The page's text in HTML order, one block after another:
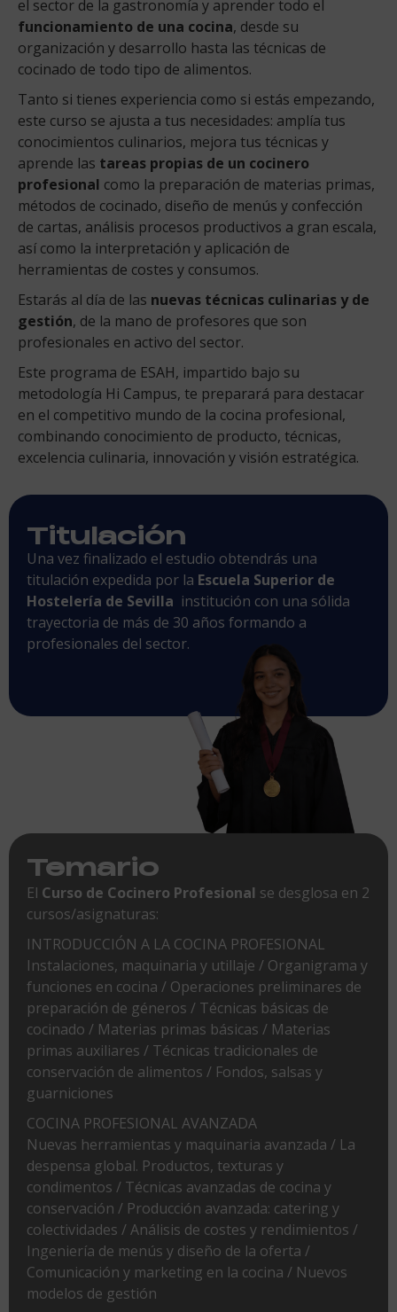
el sector de la gastronomía y aprender todo el
funcionamiento de una cocina, desde su
organización y desarrollo hasta las técnicas de
cocinado de todo tipo de alimentos.
Tanto si tienes experiencia como si estás empezando,
este curso se ajusta a tus necesidades: amplía tus
conocimientos culinarios, mejora tus técnicas y
aprende las tareas propias de un cocinero
profesional como la preparación de materias primas,
métodos de cocinado, diseño de menús y confección
de cartas, análisis procesos productivos a gran escala,
así como la interpretación y aplicación de
herramientas de costes y consumos.
Estarás al día de las nuevas técnicas culinarias y de
gestión, de la mano de profesores que son
profesionales en activo del sector.
Este programa de ESAH, impartido bajo su
metodología Hi Campus, te preparará para destacar
en el competitivo mundo de la cocina profesional,
combinando conocimiento de producto, técnicas,
excelencia culinaria, innovación y visión estratégica.
Titulación
Una vez finalizado el estudio obtendrás una
titulación expedida por la Escuela Superior de
Hostelería de Sevilla institución con una sólida
trayectoria de más de 30 años formando a
profesionales del sector.
Temario
El Curso de Cocinero Profesional se desglosa en 2
cursos/asignaturas:
INTRODUCCIÓN A LA COCINA PROFESIONAL
Instalaciones, maquinaria y utillaje / Organigrama y
funciones en cocina / Operaciones preliminares de
preparación de géneros / Técnicas básicas de
cocinado / Materias primas básicas / Materias
primas auxiliares / Técnicas tradicionales de
conservación de alimentos / Fondos, salsas y
guarniciones
COCINA PROFESIONAL AVANZADA
Nuevas herramientas y maquinaria avanzada / La
despensa global. Productos, texturas y
condimentos / Técnicas avanzadas de cocina y
conservación / Producción avanzada: catering y
colectividades / Análisis de costes y rendimientos /
Ingeniería de menús y diseño de la oferta /
Comunicación y marketing en la cocina / Nuevos
modelos de gestión